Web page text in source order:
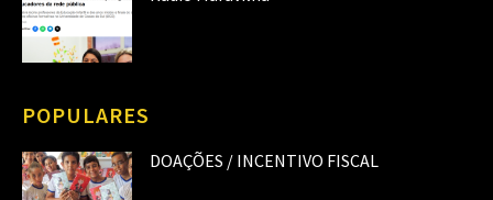
POPULARES
DOAÇÕES / INCENTIVO FISCAL